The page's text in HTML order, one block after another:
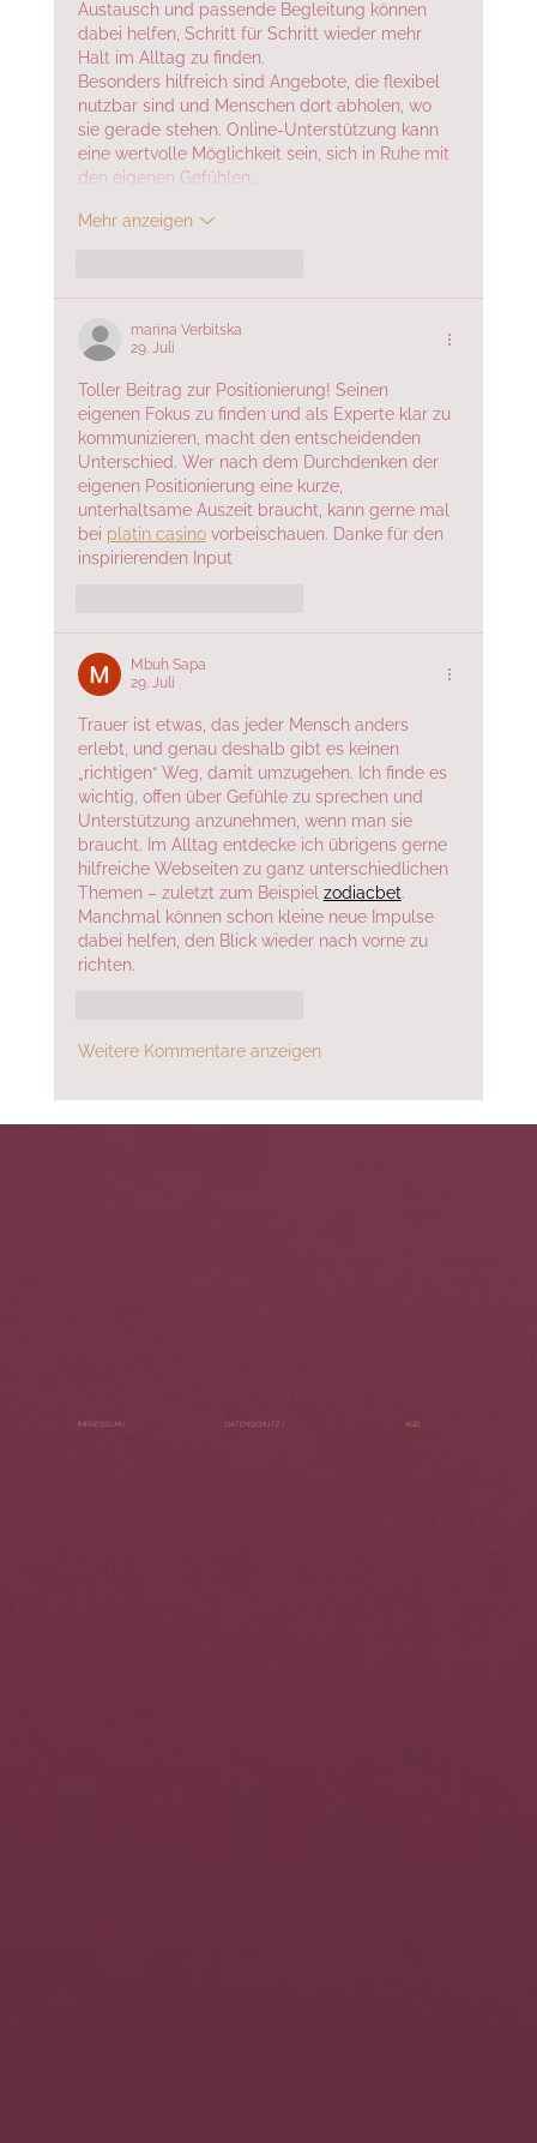
Austausch und passende Begleitung können
dabei helfen, Schritt für Schritt wieder mehr
Halt im Alltag zu finden.
Besonders hilfreich sind Angebote, die flexibel
nutzbar sind und Menschen dort abholen, wo
sie gerade stehen. Online-Unterstützung kann
eine wertvolle Möglichkeit sein, sich in Ruhe mit
den eigenen Gefühlen…
Mehr anzeigen
marina Verbitska
29. Juli
Toller Beitrag zur Positionierung! Seinen
eigenen Fokus zu finden und als Experte klar zu
kommunizieren, macht den entscheidenden
Unterschied. Wer nach dem Durchdenken der
eigenen Positionierung eine kurze,
unterhaltsame Auszeit braucht, kann gerne mal
bei platin casino vorbeischauen. Danke für den
inspirierenden Input
Mbuh Sapa
29. Juli
Trauer ist etwas, das jeder Mensch anders
erlebt, und genau deshalb gibt es keinen
„richtigen“ Weg, damit umzugehen. Ich finde es
wichtig, offen über Gefühle zu sprechen und
Unterstützung anzunehmen, wenn man sie
braucht. Im Alltag entdecke ich übrigens gerne
hilfreiche Webseiten zu ganz unterschiedlichen
Themen – zuletzt zum Beispiel zodiacbet.
Manchmal können schon kleine neue Impulse
dabei helfen, den Blick wieder nach vorne zu
richten.
Weitere Kommentare anzeigen
IMPRESSUM I DATENSCHUTZ I AGB